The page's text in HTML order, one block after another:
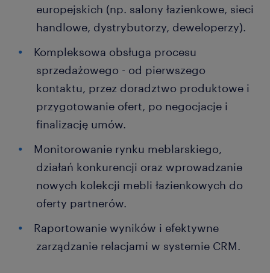
europejskich (np. salony łazienkowe, sieci
handlowe, dystrybutorzy, deweloperzy).
Kompleksowa obsługa procesu
sprzedażowego - od pierwszego
kontaktu, przez doradztwo produktowe i
przygotowanie ofert, po negocjacje i
finalizację umów.
Monitorowanie rynku meblarskiego,
działań konkurencji oraz wprowadzanie
nowych kolekcji mebli łazienkowych do
oferty partnerów.
Raportowanie wyników i efektywne
zarządzanie relacjami w systemie CRM.